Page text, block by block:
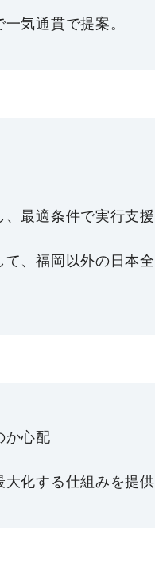
気通貫で提案。
最適条件で実行支援
、福岡以外の日本
か心配
化する仕組みを提供